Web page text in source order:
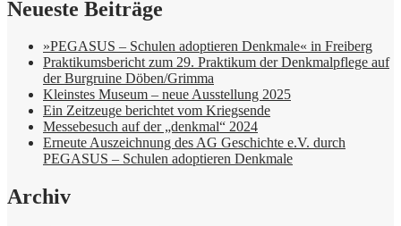
Neueste Beiträge
»PEGASUS – Schulen adoptieren Denkmale« in Freiberg
Praktikumsbericht zum 29. Praktikum der Denkmalpflege auf
der Burgruine Döben/Grimma
Kleinstes Museum – neue Ausstellung 2025
Ein Zeitzeuge berichtet vom Kriegsende
Messebesuch auf der „denkmal“ 2024
Erneute Auszeichnung des AG Geschichte e.V. durch
PEGASUS – Schulen adoptieren Denkmale
Archiv